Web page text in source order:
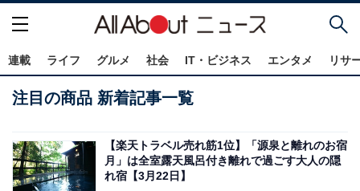
連載 ライフ グルメ 社会 IT・ビジネス エンタメ リサ
注目の商品 新着記事一覧
【楽天トラベル売れ筋1位】「源泉と離れのお宿
月」は全室露天風呂付き離れで過ごす大人の隠
れ宿【3月22日】